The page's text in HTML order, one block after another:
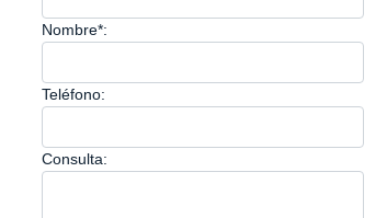
Nombre*:
Teléfono:
Consulta: